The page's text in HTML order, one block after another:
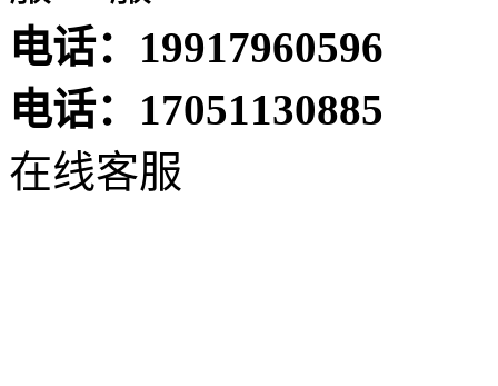
电话：19917960596
电话：17051130885
在线客服